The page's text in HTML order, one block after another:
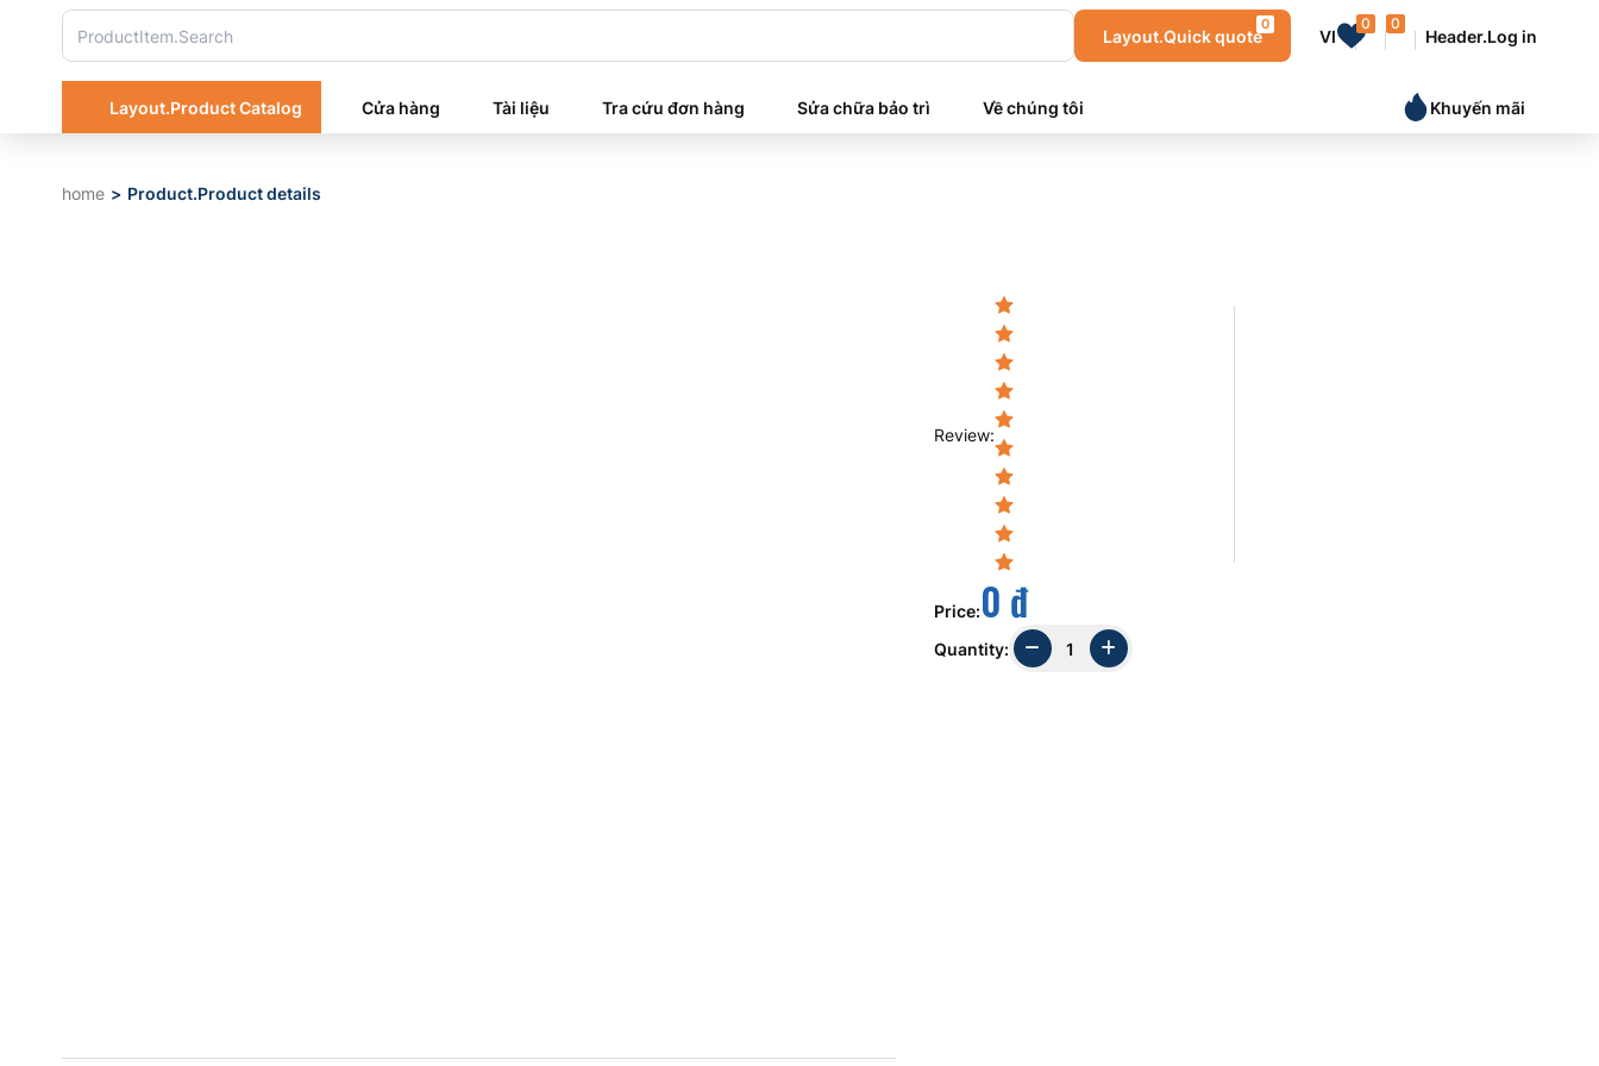
Layout.Quick quote
0 0
Header.Log in
Layout.Product Catalog Cửa hàng Tài liệu Tra cứu đơn hàng Sửa chữa bảo trì Về chúng tôi Khuyến mãi
home Product.Product details
Review:
Price:0 đ
Quantity: